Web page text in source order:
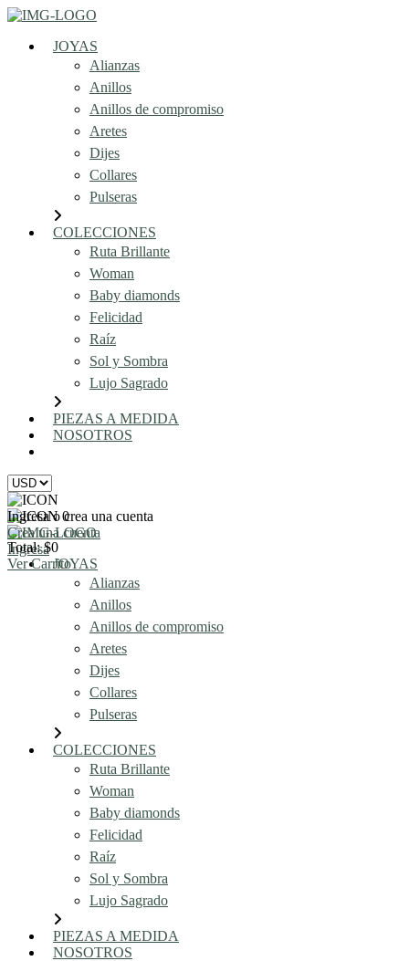
JOYAS
Alianzas
Anillos
Anillos de compromiso
Aretes
Dijes
Collares
Pulseras
COLECCIONES
Ruta Brillante
Woman
Baby diamonds
Felicidad
Raíz
Sol y Sombra
Lujo Sagrado
PIEZAS A MEDIDA
NOSOTROS
Ingresa o crea una cuenta
Crea una cuenta
Ingresa
0
Total: $0
Ver CarritoJOYAS
Alianzas
Anillos
Anillos de compromiso
Aretes
Dijes
Collares
Pulseras
COLECCIONES
Ruta Brillante
Woman
Baby diamonds
Felicidad
Raíz
Sol y Sombra
Lujo Sagrado
PIEZAS A MEDIDA
NOSOTROS